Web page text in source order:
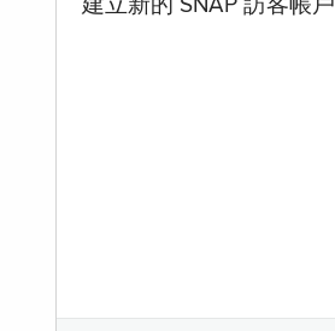
建立新的 SNAP 訪客帳戶